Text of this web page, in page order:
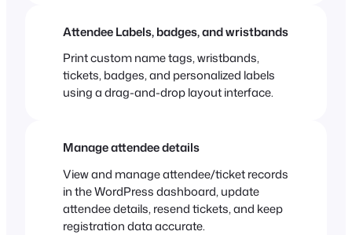
Attendee Labels, badges, and wristbands
Print custom name tags, wristbands,
tickets, badges, and personalized labels
using a drag-and-drop layout interface.
Manage attendee details
View and manage attendee/ticket records
in the WordPress dashboard, update
attendee details, resend tickets, and keep
registration data accurate.